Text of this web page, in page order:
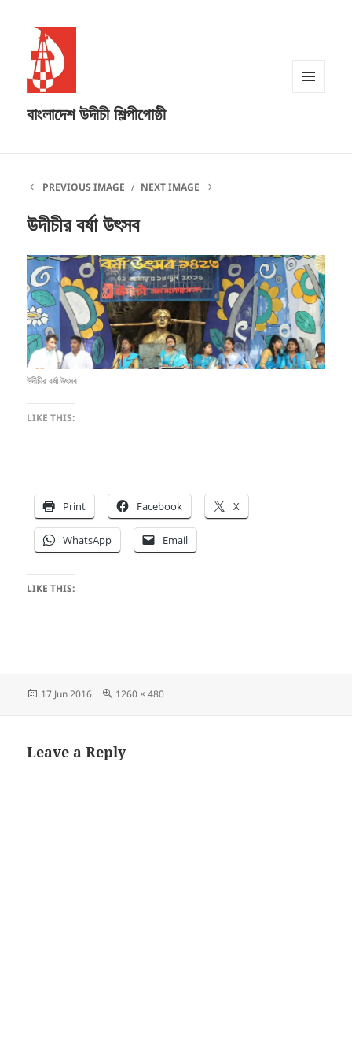
বাংলাদেশ উদীচী শিল্পীগোষ্ঠী
PREVIOUS IMAGE NEXT IMAGE
উদীচীর বর্ষা উৎসব
উদীচীর বর্ষা উৎসব
LIKE THIS:
Print Facebook X
WhatsApp Email
LIKE THIS:
Posted
17 Jun 2016
Full
1260 × 480
Leave a Reply